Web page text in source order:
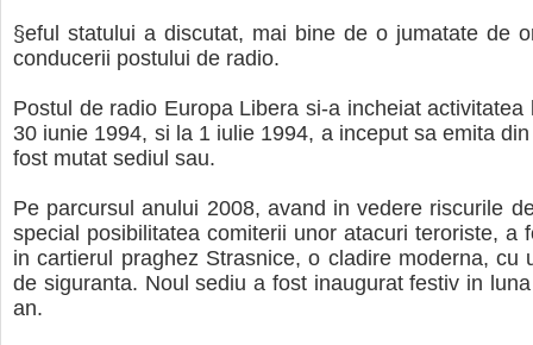
§eful statului a discutat, mai bine de o jumatate de
conducerii postului de radio.
Postul de radio Europa Libera si-a incheiat activitatea
30 iunie 1994, si la 1 iulie 1994, a inceput sa emita
fost mutat sediul sau.
Pe parcursul anului 2008, avand in vedere riscurile
special posibilitatea comiterii unor atacuri teroriste, a
in cartierul praghez Strasnice, o cladire moderna, cu
de siguranta. Noul sediu a fost inaugurat festiv in
an.